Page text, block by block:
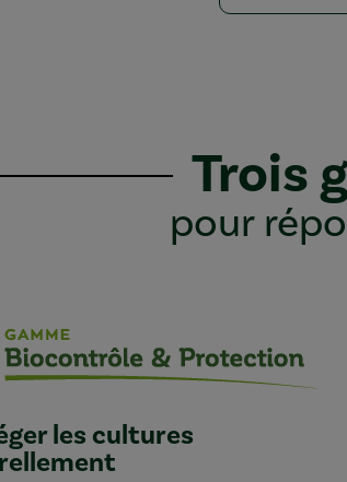
Trois
pour
les cultures